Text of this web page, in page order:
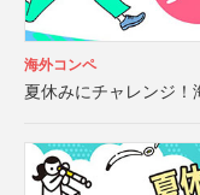
海外コンペ
夏休みにチャレンジ！